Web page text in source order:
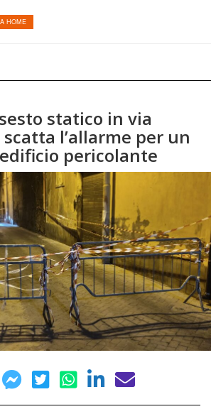
HOME
statico in via
l’allarme per un
pericolante